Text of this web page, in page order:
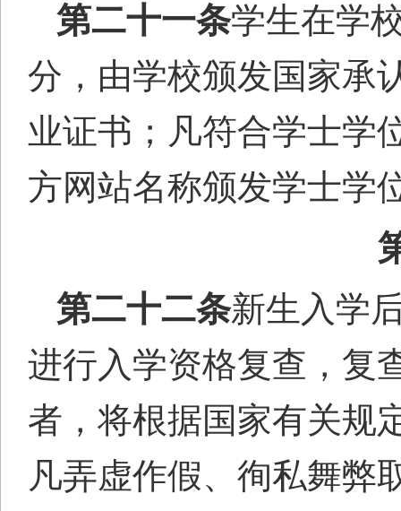
第二十一条学生在学
分，由学校颁发国家承
业证书；凡符合学士学
方网站名称颁发学士学
第二十二条新生入学
进行入学资格复查，复
者，将根据国家有关规
凡弄虚作假、徇私舞弊